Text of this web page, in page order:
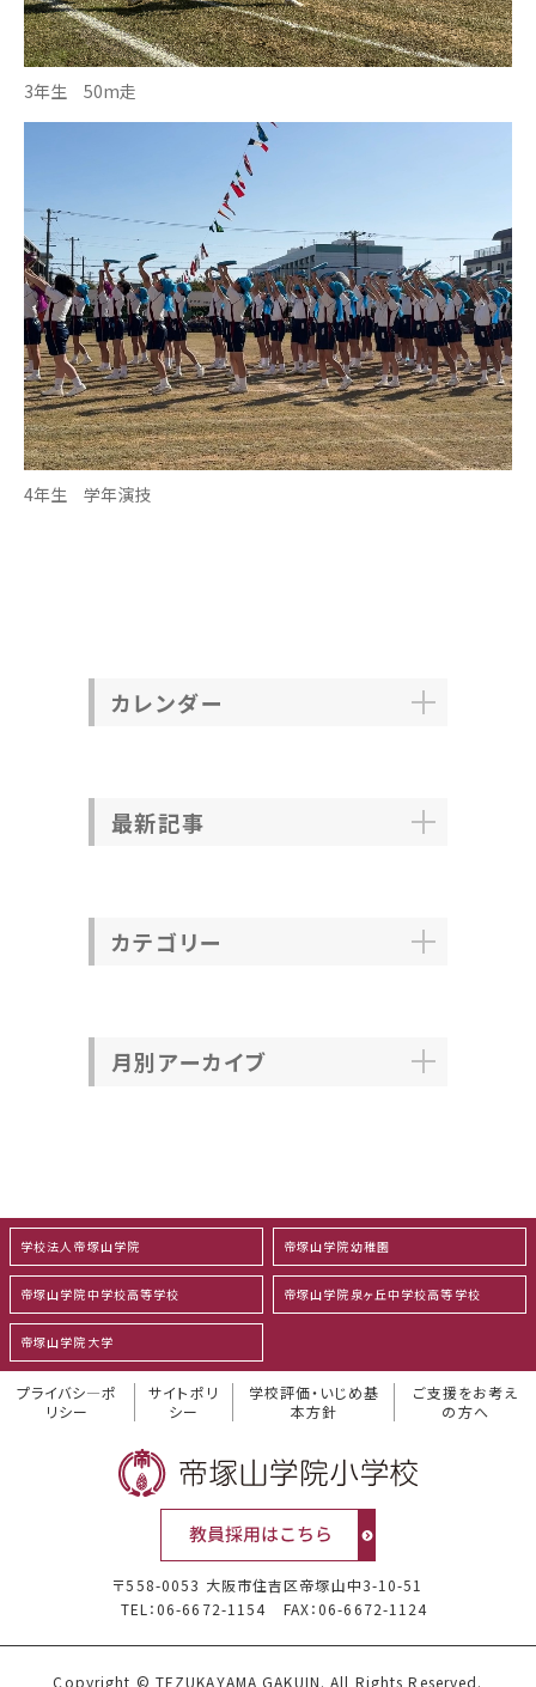
3年生 50m走
4年生 学年演技
カレンダー
最新記事
カテゴリー
月別アーカイブ
学校法人帝塚山学院 帝塚山学院幼稚園
帝塚山学院中学校高等学校 帝塚山学院泉ヶ丘中学校高等学校
帝塚山学院大学
プライバシ―ポ
リシー
サイトポリ
シー
学校評価・いじめ基
本方針
ご支援をお考え
の方へ
〒558-0053 大阪市住吉区帝塚山中3-10-51
TEL：06-6672-1154
FAX：06-6672-1124
Copyright © TEZUKAYAMA GAKUIN. All Rights Reserved.